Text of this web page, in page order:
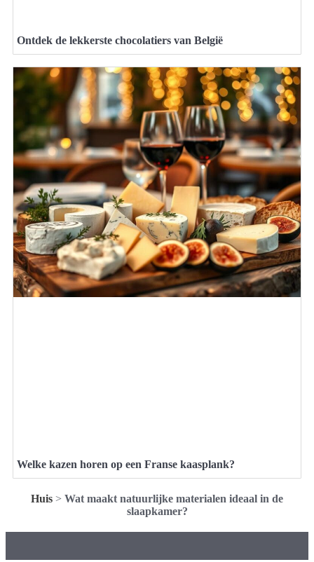
Ontdek de lekkerste chocolatiers van België
Welke kazen horen op een Franse kaasplank?
Huis > Wat maakt natuurlijke materialen ideaal in de
slaapkamer?